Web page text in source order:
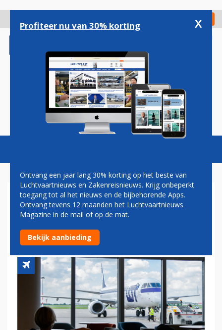
gaan
Check in
Magazine Podcasts Vacatures
POOLSE REGERING VERBIEDT
VOORLOPIG BINNENLANDS
VLIEGVERKEER
Profiteer nu van 30% korting x
Ontvang een jaar lang 30% korting op het beste van
Luchtvaartnieuws en Zakenreisnieuws. Krijg onbeperkt
toegang tot al het nieuws en de bijbehorende Apps.
Ontvang tevens 12 maanden het Luchtvaartnieuws
Magazine in de mail of op de mat.
Bekijk aanbieding